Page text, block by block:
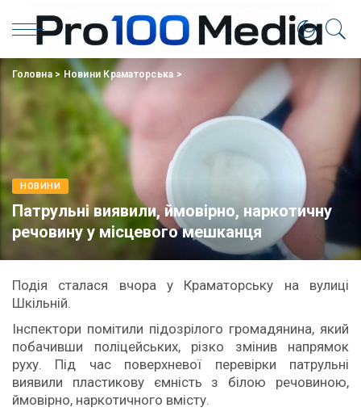
Головна> Новини Краматорська >
НОВИНИ
Патрульні виявили, ймовірно, наркотичну
речовину у місцевого мешканця
Подія сталася вчора у Краматорську на вулиці
Шкільній.
Інспектори помітили підозрілого громадянина, який
побачивши поліцейських, різко змінив напрямок
руху. Під час поверхневої перевірки патрульні
виявили пластикову ємність з білою речовиною,
ймовірно, наркотичного вмісту.